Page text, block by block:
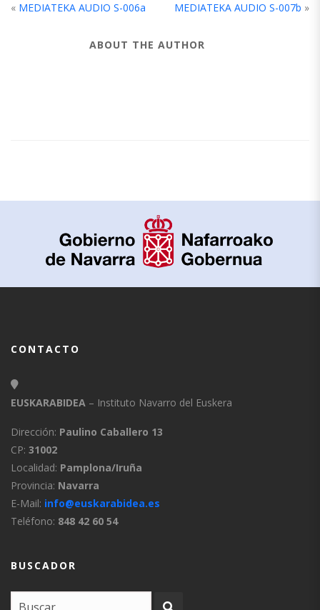
« MEDIATEKA AUDIO S-006a MEDIATEKA AUDIO S-007b »
ABOUT THE AUTHOR
CONTACTO
EUSKARABIDEA – Instituto Navarro del Euskera
Dirección: Paulino Caballero 13
CP: 31002
Localidad: Pamplona/Iruña
Provincia: Navarra
E-Mail: info@euskarabidea.es
Teléfono: 848 42 60 54
BUSCADOR